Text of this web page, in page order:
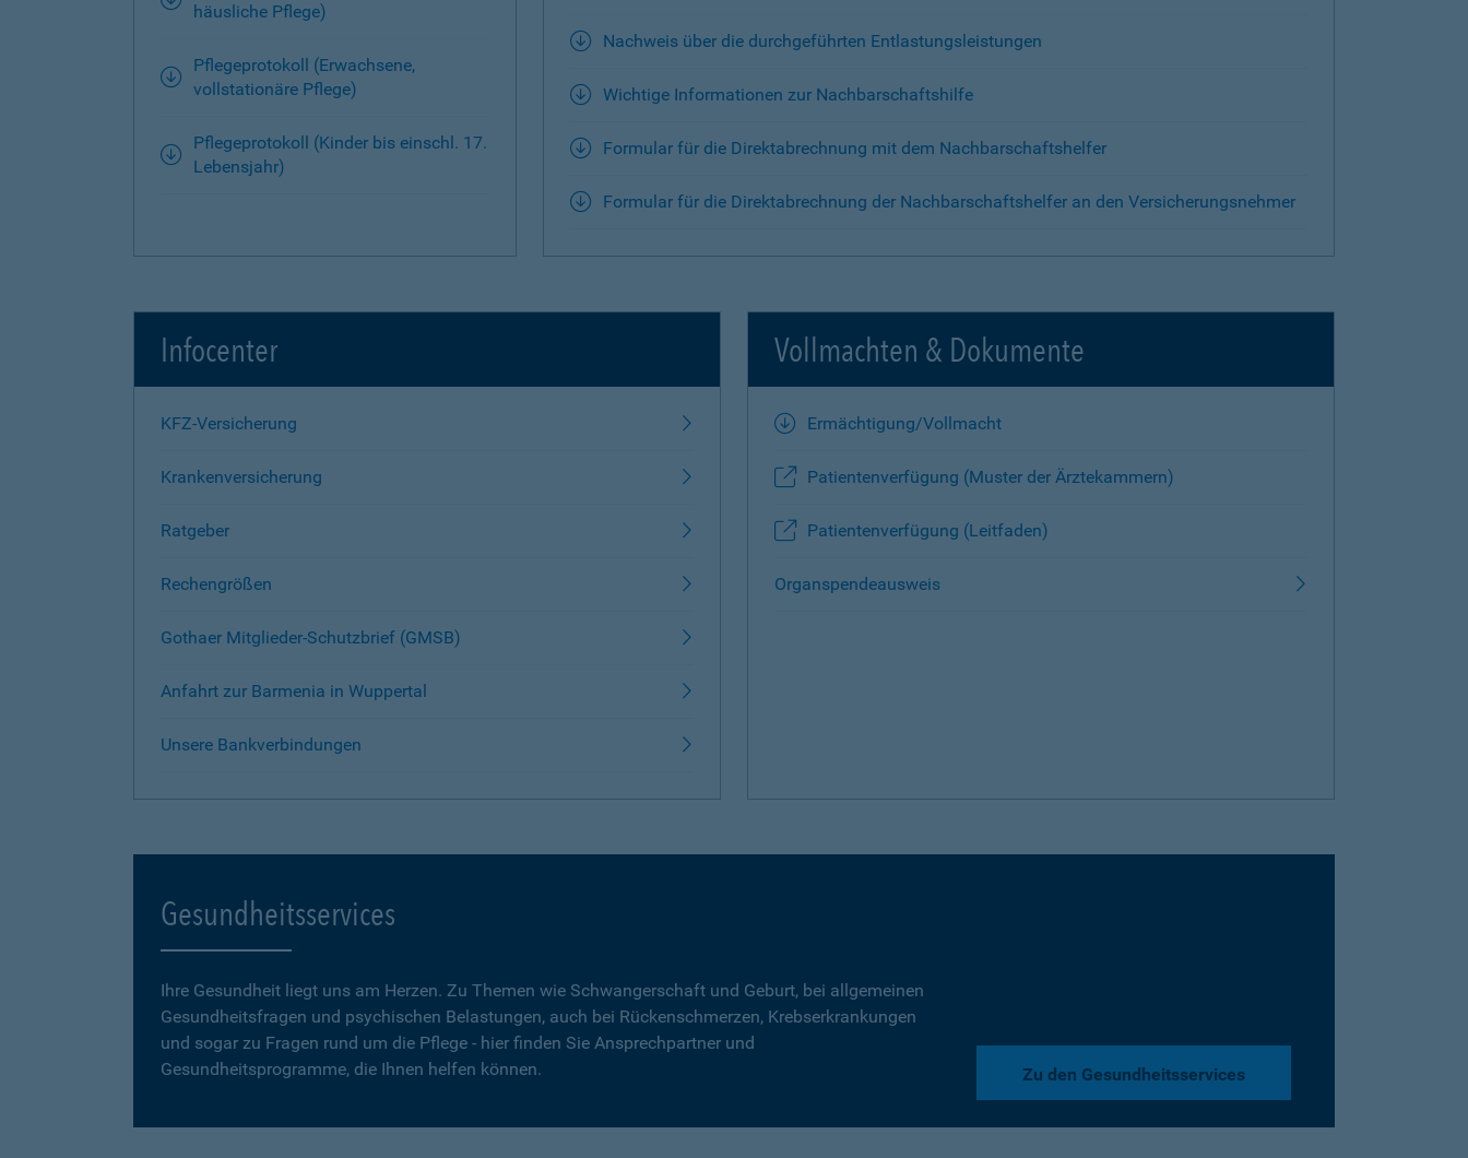
häusliche Pflege)
Pflegeprotokoll (Erwachsene,
vollstationäre Pflege)
Pflegeprotokoll (Kinder bis einschl. 17.
Lebensjahr)
Nachweis über die durchgeführten Entlastungsleistungen
Wichtige Informationen zur Nachbarschaftshilfe
Formular für die Direktabrechnung mit dem Nachbarschaftshelfer
Formular für die Direktabrechnung der Nachbarschaftshelfer an den Versicherungsnehmer
Infocenter
KFZ-Versicherung
Krankenversicherung
Ratgeber
Rechengrößen
Gothaer Mitglieder-Schutzbrief (GMSB)
Anfahrt zur Barmenia in Wuppertal
Unsere Bankverbindungen
Vollmachten & Dokumente
Ermächtigung/Vollmacht
Patientenverfügung (Muster der Ärztekammern)
Patientenverfügung (Leitfaden)
Organspendeausweis
Gesundheitsservices
Ihre Gesundheit liegt uns am Herzen. Zu Themen wie Schwangerschaft und Geburt, bei allgemeinen
Gesundheitsfragen und psychischen Belastungen, auch bei Rückenschmerzen, Krebserkrankungen
und sogar zu Fragen rund um die Pflege - hier finden Sie Ansprechpartner und
Gesundheitsprogramme, die Ihnen helfen können.
Zu den Gesundheitsservices